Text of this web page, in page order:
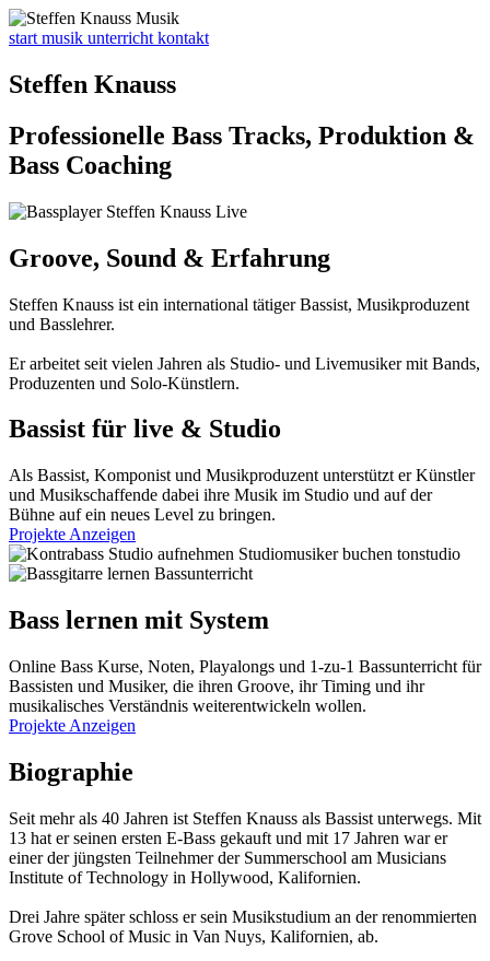
start musik unterricht kontakt
Steffen Knauss
Professionelle Bass Tracks, Produktion &
Bass Coaching
Groove, Sound & Erfahrung
Steffen Knauss ist ein international tätiger Bassist, Musikproduzent
und Basslehrer.
Er arbeitet seit vielen Jahren als Studio- und Livemusiker mit Bands,
Produzenten und Solo-Künstlern.
Bassist für live & Studio
Als Bassist, Komponist und Musikproduzent unterstützt er Künstler
und Musikschaffende dabei ihre Musik im Studio und auf der
Bühne auf ein neues Level zu bringen.
Projekte Anzeigen
Bass lernen mit System
Online Bass Kurse, Noten, Playalongs und 1-zu-1 Bassunterricht für
Bassisten und Musiker, die ihren Groove, ihr Timing und ihr
musikalisches Verständnis weiterentwickeln wollen.
Projekte Anzeigen
Biographie
Seit mehr als 40 Jahren ist Steffen Knauss als Bassist unterwegs. Mit
13 hat er seinen ersten E-Bass gekauft und mit 17 Jahren war er
einer der jüngsten Teilnehmer der Summerschool am Musicians
Institute of Technology in Hollywood, Kalifornien.
Drei Jahre später schloss er sein Musikstudium an der renommierten
Grove School of Music in Van Nuys, Kalifornien, ab.